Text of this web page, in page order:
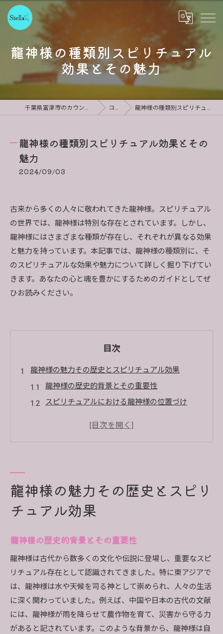
龍神様の種類別スピリチュアル
効果とその魅力
千葉県富津市のカウンセリングならStella コラム 龍神様の種類別スピリチュアル効果とその魅力
龍神様の種類別スピリチュアル効果とその
魅力
2024/09/03
古来から多くの人々に敬われてきた龍神様。スピリチュアル
の世界では、龍神様は特別な存在とされています。しかし、
龍神様にはさまざまな種類が存在し、それぞれが異なる効果
と魅力を持っています。本記事では、龍神様の種類別に、そ
のスピリチュアルな効果や魅力について詳しく掘り下げてい
きます。あなたの心と魂を豊かにするためのガイドとしてぜ
ひお読みください。
目次
龍神様の魅力その歴史とスピリチュアル効果
龍神様の歴史的背景とその重要性
スピリチュアルにおける龍神様の位置づけ
とは
青龍の力とそのスピリチュアル効果
赤龍の情熱とエネルギーの象徴
黒龍の守護と防御の力
緑龍の自然と調和のエネルギー
金龍の繁栄と幸運の象徴
龍神様の守護を受ける方法
龍神様の魅力その歴史とスピリ
チュアル効果
龍神様の歴史的背景とその重要性
龍神様は古代から数多くの文化や伝説に登場し、重要なスピ
リチュアル存在として認識されてきました。特に東アジアで
は、龍神様は水や天候を司る神として崇められ、人々の生活
に深く関わっていました。例えば、中国や日本の古代の文献
には、龍神様が雨を降らせて農作物を育て、災害から守る力
があると記されています。このような背景から、龍神様は自